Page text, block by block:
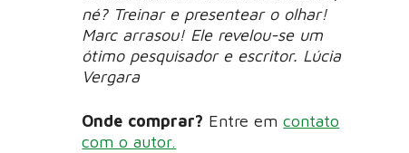
né? Treinar e presentear o olhar!
Marc arrasou! Ele revelou-se um
ótimo pesquisador e escritor. Lúcia
Vergara
Onde comprar? Entre emcontato
com o autor.